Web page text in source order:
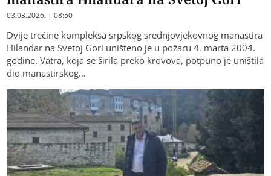
03.03.2026. | 08:50
Dvije trećine kompleksa srpskog srednjovjekovnog manastira
Hilandar na Svetoj Gori uništeno je u požaru 4. marta 2004.
godine. Vatra, koja se širila preko krovova, potpuno je uništila
dio manastirskog…